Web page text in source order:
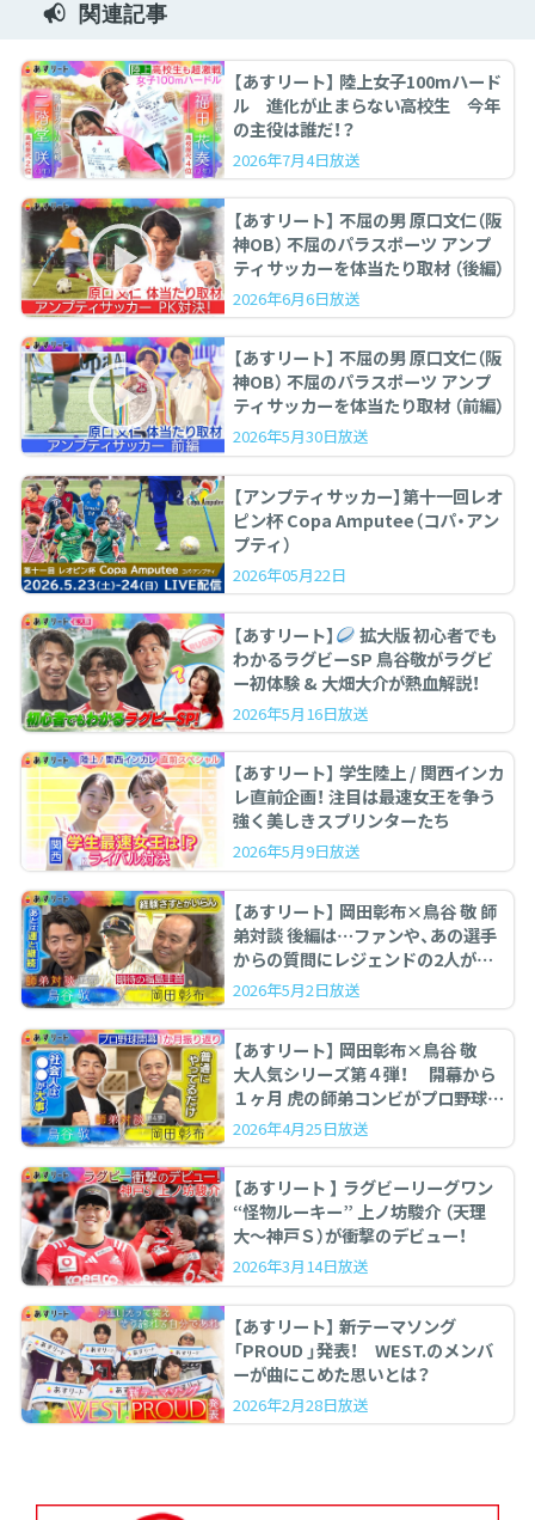
関連記事
【あすリート】 陸上女子100mハード
ル 進化が止まらない高校生 今年
の主役は誰だ！？
2026年7月4日放送
【あすリート】 不屈の男 原口文仁（阪
神OB） 不屈のパラスポーツ アンプ
ティサッカーを体当たり取材 （後編）
2026年6月6日放送
【あすリート】 不屈の男 原口文仁（阪
神OB） 不屈のパラスポーツ アンプ
ティサッカーを体当たり取材 （前編）
2026年5月30日放送
【アンプティサッカー】第十一回レオ
ピン杯 Copa Amputee（コパ・アン
プティ）
2026年05月22日
【あすリート】
拡大版 初心者でも
わかるラグビーSP 鳥谷敬がラグビ
ー初体験 & 大畑大介が熱血解説！
2026年5月16日放送
【あすリート】 学生陸上 / 関西インカ
レ直前企画！ 注目は最速女王を争う
強く美しきスプリンターたち
2026年5月9日放送
【あすリート】 岡田彰布×鳥谷 敬 師
弟対談 後編は…ファンや、あの選手
からの質問にレジェンドの2人が答
えます。
2026年5月2日放送
【あすリート】 岡田彰布×鳥谷 敬
大人気シリーズ第４弾！ 開幕から
１ヶ月 虎の師弟コンビがプロ野球を
ぶった斬る！
2026年4月25日放送
【あすリート 】 ラグビーリーグワン
“怪物ルーキー” 上ノ坊駿介 （天理
大〜神戸Ｓ）が衝撃のデビュー！
2026年3月14日放送
【あすリート】 新テーマソング
「PROUD 」発表！ WEST.のメンバ
ーが曲にこめた思いとは？
2026年2月28日放送